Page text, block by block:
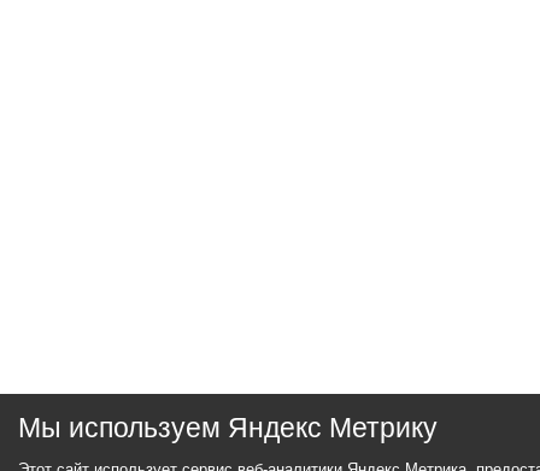
Мы используем Яндекс Метрику